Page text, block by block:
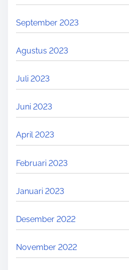
September 2023
Agustus 2023
Juli 2023
Juni 2023
April 2023
Februari 2023
Januari 2023
Desember 2022
November 2022